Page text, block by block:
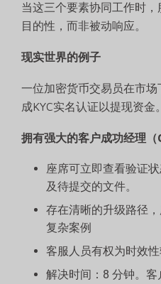
当这三个要素协同工作时
目的性，而非被动响应。
现实世界的例子
一位加密货币交易员在市
成KYC实名认证以提现资金。
拥有强大的客户成功经理（
座席可立即查看验证
及待提交的文件。
存在清晰的升级路径
复杂案例
客服人员有权为时效
解决时间：8 分钟。